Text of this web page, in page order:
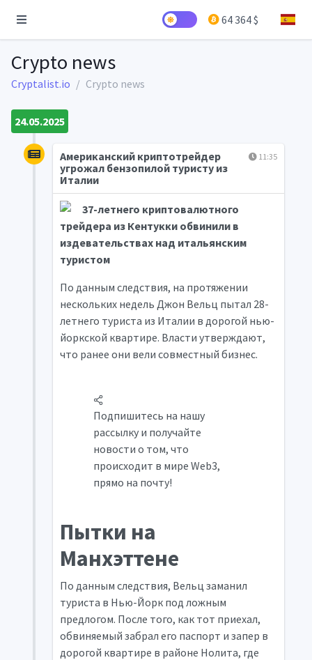
64 364 $
Crypto news
Cryptalist.io Crypto news
24.05.2025
11:35
Американский криптотрейдер
угрожал бензопилой туристу из
Италии
37-летнего криптовалютного
трейдера из Кентукки обвинили в
издевательствах над итальянским
туристом
По данным следствия, на протяжении
нескольких недель Джон Вельц пытал 28-
летнего туриста из Италии в дорогой нью-
йоркской квартире. Власти утверждают,
что ранее они вели совместный бизнес.
Подпишитесь на нашу
рассылку и получайте
новости о том, что
происходит в мире Web3,
прямо на почту!
Пытки на
Манхэттене
По данным следствия, Вельц заманил
туриста в Нью-Йорк под ложным
предлогом. После того, как тот приехал,
обвиняемый забрал его паспорт и запер в
дорогой квартире в районе Нолита, где